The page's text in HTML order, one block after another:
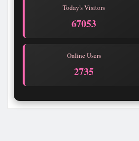
Today's Visitors
67054
Online Users
2735